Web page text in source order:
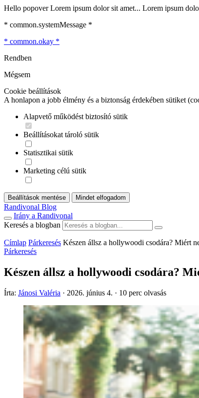
Hello popover Lorem ipsum dolor sit amet... Lorem ipsum
* common.systemMessage *
* common.okay *
Rendben
Mégsem
Cookie beállítások
A honlapon a jobb élmény és a biztonság érdekében sütiket
Alapvető működést biztosító sütik
Beállításokat tároló sütik
Statisztikai sütik
Marketing célú sütik
Beállítások mentése Mindet elfogadom
Randivonal Blog
Irány a Randivonal
Keresés a blogban
Címlap Párkeresés Készen állsz a hollywoodi csodára? Miért
Párkeresés
Készen állsz a hollywoodi csodára?
Írta: Jánosi Valéria · 2026. június 4. · 10 perc olvasás